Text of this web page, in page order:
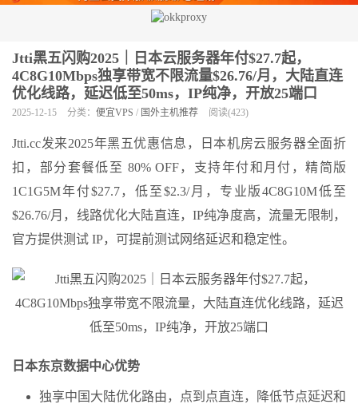
Jtti黑五闪购2025｜日本云服务器年付$27.7起，
4C8G10Mbps独享带宽不限流量$26.76/月，大陆直连
优化线路，延迟低至50ms，IP纯净，开放25端口
2025-12-15 分类： 便宜VPS / 国外主机推荐 阅读(423)
Jtti.cc发来2025年黑五优惠信息，日本机房云服务器全面折
扣，部分套餐低至 80% OFF，支持年付和月付，精简版
1C1G5M年付$27.7，低至$2.3/月，专业版4C8G10M低至
$26.76/月，线路优化大陆直连，IP纯净度高，流量无限制，
官方提供测试 IP，可提前测试网络延迟和稳定性。
日本东京数据中心优势
独享中国大陆优化路由，点到点直连，降低节点延迟和